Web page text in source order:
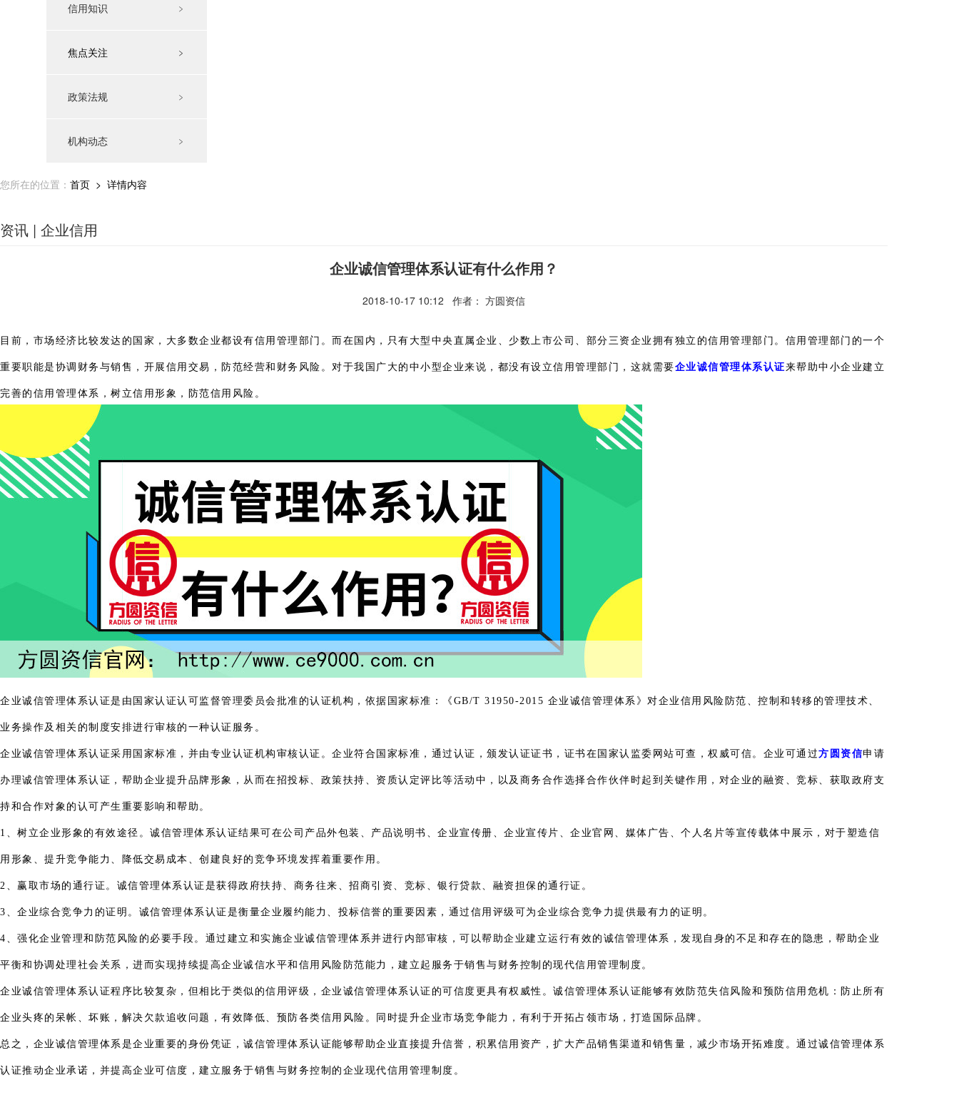
信用知识 ﹥
焦点关注 ﹥
政策法规 ﹥
机构动态 ﹥
您所在的位置： 首页 > 详情内容
资讯 | 企业信用
企业诚信管理体系认证有什么作用？
2018-10-17 10:12 作者： 方圆资信
目前，市场经济比较发达的国家，大多数企业都设有信用管理部门。而在国内，只有大型中央直属企业、少数上市公司、部分三资企业拥有独立的信用管理部门。信用管理部门的一个
重要职能是协调财务与销售，开展信用交易，防范经营和财务风险。对于我国广大的中小型企业来说，都没有设立信用管理部门，这就需要企业诚信管理体系认证来帮助中小企业建立
完善的信用管理体系，树立信用形象，防范信用风险。
企业诚信管理体系认证是由国家认证认可监督管理委员会批准的认证机构，依据国家标准：《GB/T 31950-2015 企业诚信管理体系》对企业信用风险防范、控制和转移的管理技术、
业务操作及相关的制度安排进行审核的一种认证服务。
企业诚信管理体系认证采用国家标准，并由专业认证机构审核认证。企业符合国家标准，通过认证，颁发认证证书，证书在国家认监委网站可查，权威可信。企业可通过方圆资信申请
办理诚信管理体系认证，帮助企业提升品牌形象，从而在招投标、政策扶持、资质认定评比等活动中，以及商务合作选择合作伙伴时起到关键作用，对企业的融资、竞标、获取政府支
持和合作对象的认可产生重要影响和帮助。
1、树立企业形象的有效途径。诚信管理体系认证结果可在公司产品外包装、产品说明书、企业宣传册、企业宣传片、企业官网、媒体广告、个人名片等宣传载体中展示，对于塑造信
用形象、提升竞争能力、降低交易成本、创建良好的竞争环境发挥着重要作用。
2、赢取市场的通行证。诚信管理体系认证是获得政府扶持、商务往来、招商引资、竞标、银行贷款、融资担保的通行证。
3、企业综合竞争力的证明。诚信管理体系认证是衡量企业履约能力、投标信誉的重要因素，通过信用评级可为企业综合竞争力提供最有力的证明。
4、强化企业管理和防范风险的必要手段。通过建立和实施企业诚信管理体系并进行内部审核，可以帮助企业建立运行有效的诚信管理体系，发现自身的不足和存在的隐患，帮助企业
平衡和协调处理社会关系，进而实现持续提高企业诚信水平和信用风险防范能力，建立起服务于销售与财务控制的现代信用管理制度。
企业诚信管理体系认证程序比较复杂，但相比于类似的信用评级，企业诚信管理体系认证的可信度更具有权威性。诚信管理体系认证能够有效防范失信风险和预防信用危机：防止所有
企业头疼的呆帐、坏账，解决欠款追收问题，有效降低、预防各类信用风险。同时提升企业市场竞争能力，有利于开拓占领市场，打造国际品牌。
总之，企业诚信管理体系是企业重要的身份凭证，诚信管理体系认证能够帮助企业直接提升信誉，积累信用资产，扩大产品销售渠道和销售量，减少市场开拓难度。通过诚信管理体系
认证推动企业承诺，并提高企业可信度，建立服务于销售与财务控制的企业现代信用管理制度。